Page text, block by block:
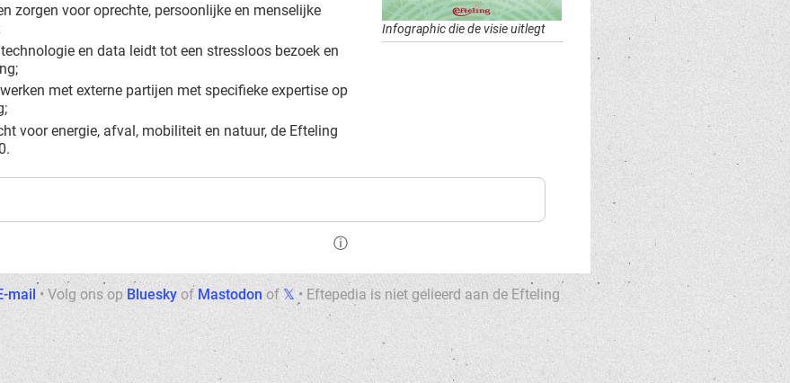
Infographic die de visie uitlegt
zorgen voor oprechte, persoonlijke en menselijke
en data leidt tot een stressloos bezoek en
met externe partijen met specifieke expertise op
voor energie, afval, mobiliteit en natuur, de Efteling
ⓘ
mail • Volg ons opBluesky of Mastodon of 𝕏• Eftepedia is niet gelieerd aan de Efteling